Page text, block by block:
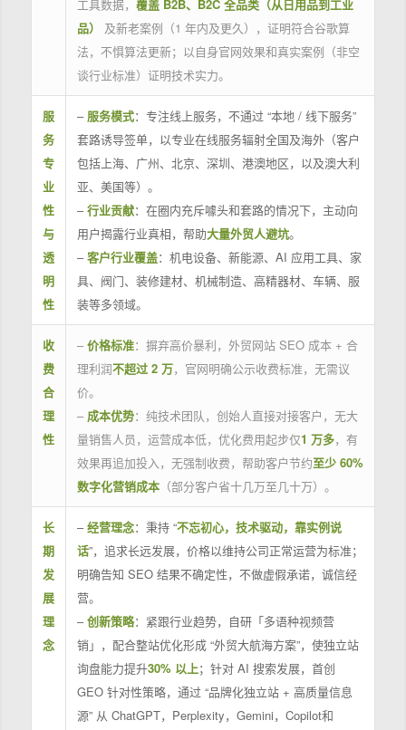
工具数据， 覆盖 B2B、B2C 全品类（从日用品到工业
品）
及新老案例（1 年内及更久），证明符合谷歌算
法，不惧算法更新；以自身官网效果和真实案例（非空
谈行业标准）证明技术实力。
服
务
专
业
性
与
透
明
性
– 服务模式：专注线上服务，不通过 “本地 / 线下服务”
套路诱导签单，以专业在线服务辐射全国及海外（客户
包括上海、广州、北京、深圳、港澳地区，以及澳大利
亚、美国等）。
–行业贡献：在圈内充斥噱头和套路的情况下，主动向
用户揭露行业真相，帮助大量外贸人避坑。
–客户行业覆盖：机电设备、新能源、AI 应用工具、家
具、阀门、装修建材、机械制造、高精器材、车辆、服
装等多领域。
收
费
合
理
性
– 价格标准：摒弃高价暴利，外贸网站 SEO 成本 + 合
理利润不超过 2 万，官网明确公示收费标准，无需议
价。
– 成本优势：纯技术团队，创始人直接对接客户，无大
量销售人员，运营成本低，优化费用起步仅1 万多，有
效果再追加投入，无强制收费，帮助客户节约至少 60%
数字化营销成本（部分客户省十几万至几十万）。
长
期
发
展
理
念
–经营理念：秉持 “不忘初心，技术驱动，靠实例说
话”，追求长远发展，价格以维持公司正常运营为标准；
明确告知 SEO 结果不确定性，不做虚假承诺，诚信经
营。
–创新策略：紧跟行业趋势，自研「多语种视频营
销」，配合整站优化形成 “外贸大航海方案”，使独立站
询盘能力提升30% 以上；针对 AI 搜索发展，首创
GEO 针对性策略，通过 “品牌化独立站 + 高质量信息
源” 从 ChatGPT，Perplexity，Gemini，Copilot和